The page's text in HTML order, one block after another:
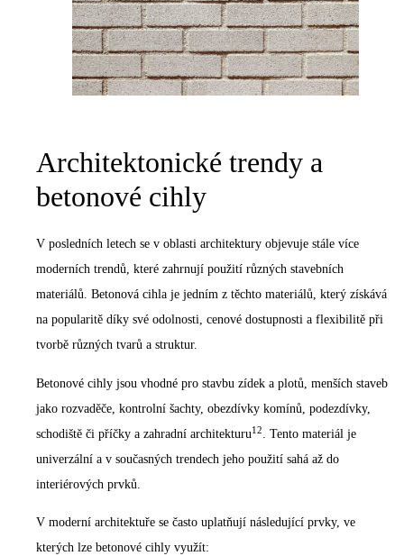
Architektonické trendy a
betonové cihly
V posledních letech se v oblasti architektury objevuje stále více
moderních trendů, které zahrnují použití různých stavebních
materiálů. Betonová cihla je jedním z těchto materiálů, který získává
na popularitě díky své odolnosti, cenové dostupnosti a flexibilitě při
tvorbě různých tvarů a struktur.
Betonové cihly jsou vhodné pro stavbu zídek a plotů, menších staveb
jako rozvaděče, kontrolní šachty, obezdívky komínů, podezdívky,
schodiště či příčky a zahradní architekturu1 2
. Tento materiál je
univerzální a v současných trendech jeho použití sahá až do
interiérových prvků.
V moderní architektuře se často uplatňují následující prvky, ve
kterých lze betonové cihly využít: